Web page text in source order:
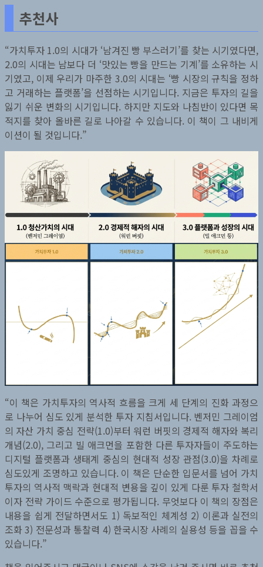
추천사
“가치투자 1.0의 시대가 ‘남겨진 빵 부스러기’를 찾는 시기였다면,
2.0의 시대는 남보다 더 ‘맛있는 빵을 만드는 기계’를 소유하는 시
기였고, 이제 우리가 마주한 3.0의 시대는 ‘빵 시장의 규칙을 정하
고 거래하는 플랫폼’을 선점하는 시기입니다. 지금은 투자의 길을
잃기 쉬운 변화의 시기입니다. 하지만 지도와 나침반이 있다면 목
적지를 찾아 올바른 길로 나아갈 수 있습니다. 이 책이 그 내비게
이션이 될 것입니다.”
“이 책은 가치투자의 역사적 흐름을 크게 세 단계의 진화 과정으
로 나누어 심도 있게 분석한 투자 지침서입니다. 벤저민 그레이엄
의 자산 가치 중심 전략(1.0)부터 워런 버핏의 경제적 해자와 복리
개념(2.0), 그리고 빌 애크먼을 포함한 다른 투자자들이 주도하는
디지털 플랫폼과 생태계 중심의 현대적 성장 관점(3.0)을 차례로
심도있게 조명하고 있습니다. 이 책은 단순한 입문서를 넘어 가치
투자의 역사적 맥락과 현대적 변용을 깊이 있게 다룬 투자 철학서
이자 전략 가이드 수준으로 평가됩니다. 무엇보다 이 책의 장점은
내용을 쉽게 전달하면서도 1) 독보적인 체계성 2) 이론과 실전의
조화 3) 전문성과 통찰력 4) 한국시장 사례의 실용성 등을 꼽을 수
있습니다.”